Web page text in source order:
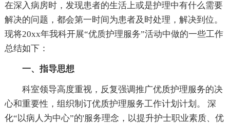
在深入病房时，发现患者的生活上或是护理中有什么需要
解决的问题，都会第一时间为患者及时处理，解决到位。
现将20xx年我科开展“优质护理服务”活动中做的一些工作
总结如下：
一、指导思想
科室领导高度重视，反复强调推广优质护理服务的决
心和重要性，组织制订优质护理服务工作计划计划。 深
化“以病人为中心”的'服务理念，以提升护士职业素质、优